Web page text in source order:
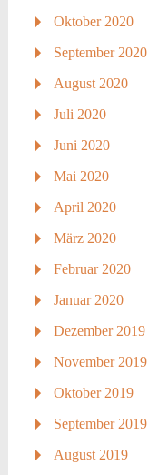
Oktober 2020
September 2020
August 2020
Juli 2020
Juni 2020
Mai 2020
April 2020
März 2020
Februar 2020
Januar 2020
Dezember 2019
November 2019
Oktober 2019
September 2019
August 2019